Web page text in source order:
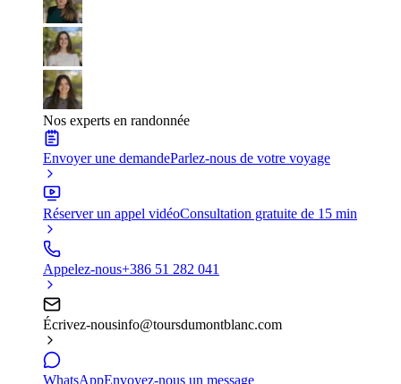
Nos experts en randonnée
Envoyer une demandeParlez-nous de votre voyage
Réserver un appel vidéoConsultation gratuite de 15 min
Appelez-nous+386 51 282 041
Écrivez-nousinfo@toursdumontblanc.com
WhatsAppEnvoyez-nous un message